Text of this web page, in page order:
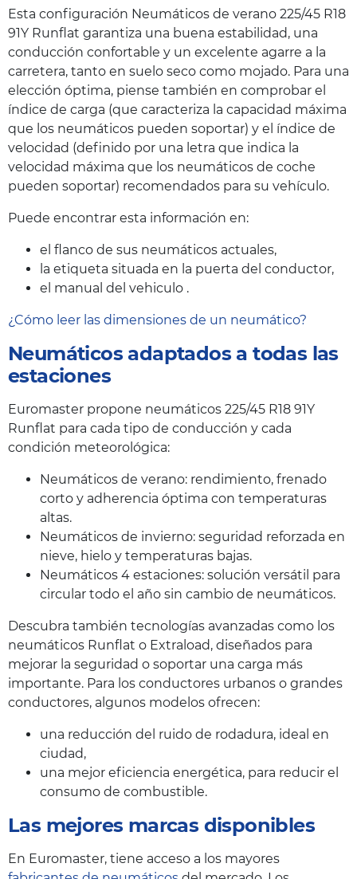
Esta configuración Neumáticos de verano 225/45 R18
91Y Runflat garantiza una buena estabilidad, una
conducción confortable y un excelente agarre a la
carretera, tanto en suelo seco como mojado. Para una
elección óptima, piense también en comprobar el
índice de carga (que caracteriza la capacidad máxima
que los neumáticos pueden soportar) y el índice de
velocidad (definido por una letra que indica la
velocidad máxima que los neumáticos de coche
pueden soportar) recomendados para su vehículo.
Puede encontrar esta información en:
el flanco de sus neumáticos actuales,
la etiqueta situada en la puerta del conductor,
el manual del vehiculo .
¿Cómo leer las dimensiones de un neumático?
Neumáticos adaptados a todas las
estaciones
Euromaster propone neumáticos 225/45 R18 91Y
Runflat para cada tipo de conducción y cada
condición meteorológica:
Neumáticos de verano: rendimiento, frenado
corto y adherencia óptima con temperaturas
altas.
Neumáticos de invierno: seguridad reforzada en
nieve, hielo y temperaturas bajas.
Neumáticos 4 estaciones: solución versátil para
circular todo el año sin cambio de neumáticos.
Descubra también tecnologías avanzadas como los
neumáticos Runflat o Extraload, diseñados para
mejorar la seguridad o soportar una carga más
importante. Para los conductores urbanos o grandes
conductores, algunos modelos ofrecen:
una reducción del ruido de rodadura, ideal en
ciudad,
una mejor eficiencia energética, para reducir el
consumo de combustible.
Las mejores marcas disponibles
En Euromaster, tiene acceso a los mayores